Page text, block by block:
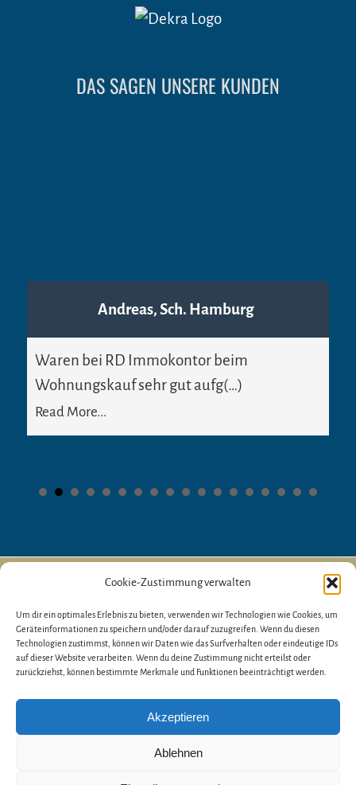
Cookie-Zustimmung verwalten
Um dir ein optimales Erlebnis zu bieten, verwenden wir Technologien wie Cookies, um
Geräteinformationen zu speichern und/oder darauf zuzugreifen. Wenn du diesen
Technologien zustimmst, können wir Daten wie das Surfverhalten oder eindeutige IDs
auf dieser Website verarbeiten. Wenn du deine Zustimmung nicht erteilst oder
zurückziehst, können bestimmte Merkmale und Funktionen beeinträchtigt werden.
Akzeptieren
Ablehnen
DAS SAGEN UNSERE KUNDEN
Andreas, Sch. Hamburg
Waren bei RD Immokontor beim
Wohnungskauf sehr gut aufg(…)
Read More...
2026 RD Immokontor - Immobilien Rendsburg,
www.onemedien.de